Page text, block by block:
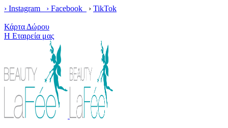
› Instagram › Facebook › TikTok
Κάρτα Δώρου
Η Εταιρεία μας